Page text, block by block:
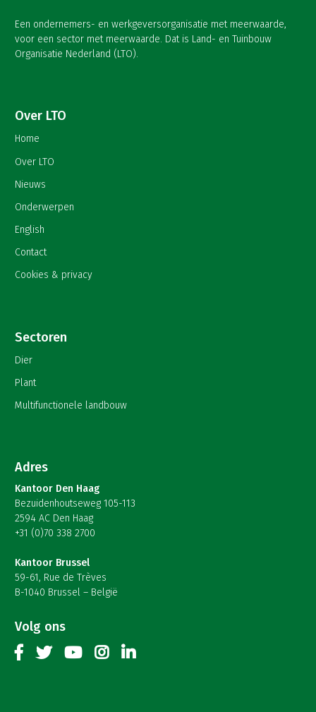
Een ondernemers- en werkgeversorganisatie met meerwaarde,
voor een sector met meerwaarde. Dat is Land- en Tuinbouw
Organisatie Nederland (LTO).
Over LTO
Home
Over LTO
Nieuws
Onderwerpen
English
Contact
Cookies & privacy
Sectoren
Dier
Plant
Multifunctionele landbouw
Adres
Kantoor Den Haag
Bezuidenhoutseweg 105-113
2594 AC Den Haag
+31 (0)70 338 2700
Kantoor Brussel
59-61, Rue de Trèves
B-1040 Brussel – België
Volg ons